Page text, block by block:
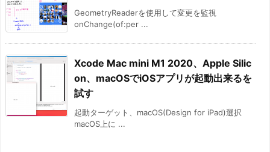
GeometryReaderを使用して変更を監視
onChange(of:per ...
Xcode Mac mini M1 2020、Apple Silic
on、macOSでiOSアプリが起動出来るを
試す
起動ターゲット、macOS(Design for iPad)選択
macOS上に ...